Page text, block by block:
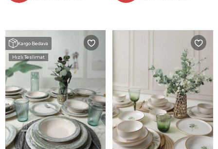
Kargo Bedava
Hızlı Teslimat